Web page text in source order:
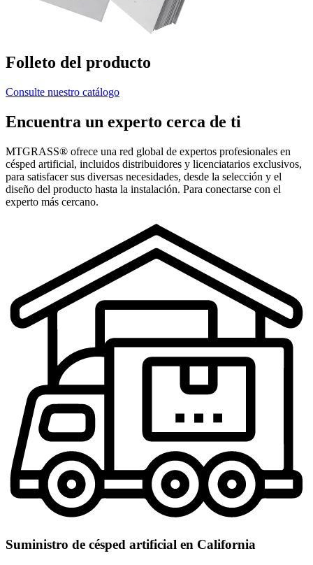
Folleto del producto
Consulte nuestro catálogo
Encuentra un experto cerca de ti
MTGRASS® ofrece una red global de expertos profesionales en
césped artificial, incluidos distribuidores y licenciatarios exclusivos,
para satisfacer sus diversas necesidades, desde la selección y el
diseño del producto hasta la instalación. Para conectarse con el
experto más cercano.
Suministro de césped artificial en California